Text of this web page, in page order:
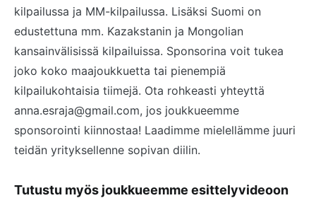
kilpailussa ja MM-kilpailussa. Lisäksi Suomi on
edustettuna mm. Kazakstanin ja Mongolian
kansainvälisissä kilpailuissa. Sponsorina voit tukea
joko koko maajoukkuetta tai pienempiä
kilpailukohtaisia tiimejä. Ota rohkeasti yhteyttä
anna.esraja@gmail.com, jos joukkueemme
sponsorointi kiinnostaa! Laadimme mielellämme juuri
teidän yrityksellenne sopivan diilin.
Tutustu myös joukkueemme esittelyvideoon